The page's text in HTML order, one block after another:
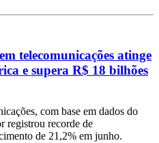
telecomunicações atinge
e supera R$ 18 bilhões
com base em dados do
registrou recorde de
de 21,2% em junho.